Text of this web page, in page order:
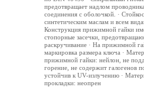
предотвращает надлом
соединения с оболочкой. ·
синтетическим маслам и всем
Конструкция прижимной гайки
стопорные засечки,
раскручивание · На прижимной
маркировка размера ключа ·
прижимной гайки: нейлон, не
горение, не содержит галогенов
устойчив к UV-излучению ·
прокладки: неопрен